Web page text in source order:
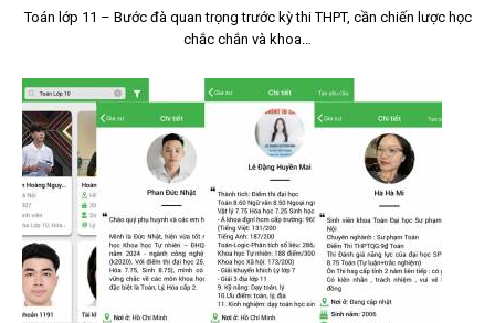
Toán lớp 11 – Bước đà quan trọng trước kỳ thi THPT, cần chiến lược học
chắc chắn và khoa…